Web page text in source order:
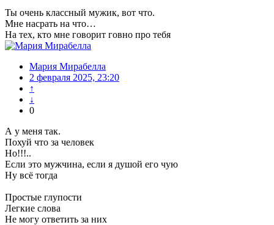
Ты очень классный мужик, вот что.
Мне насрать на что…
На тех, кто мне говорит говно про тебя
Мария Мирабелла
2 февраля 2025, 23:20
↑
↓
0
А у меня так.
Похуй что за человек
Но!!!..
Если это мужчина, если я душой его чую
Ну всё тогда
Простые глупости
Легкие слова
Не могу ответить за них